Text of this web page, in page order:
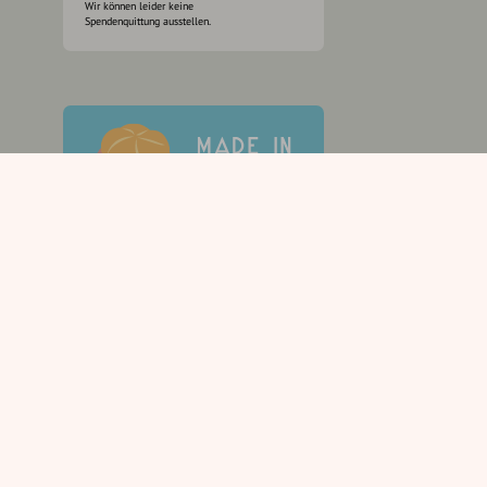
Wir können leider keine
Spendenquittung ausstellen.